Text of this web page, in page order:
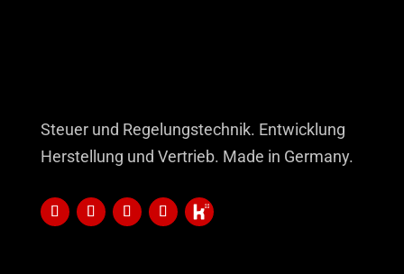
Steuer und Regelungstechnik. Entwicklung
Herstellung und Vertrieb. Made in Germany.